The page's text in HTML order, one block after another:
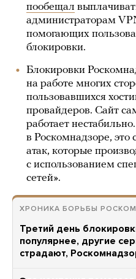
пообещал
администраторам
помогающих
блокировки.
Блокировки
на работе многих
пользовавшихся
провайдеров. Сайт
работает
в Роскомнадзоре, это
атак, которые
с использованием
сетей».
ХРОНИКА БОРЬБЫ
Третий день
популярнее, другие
страдают,